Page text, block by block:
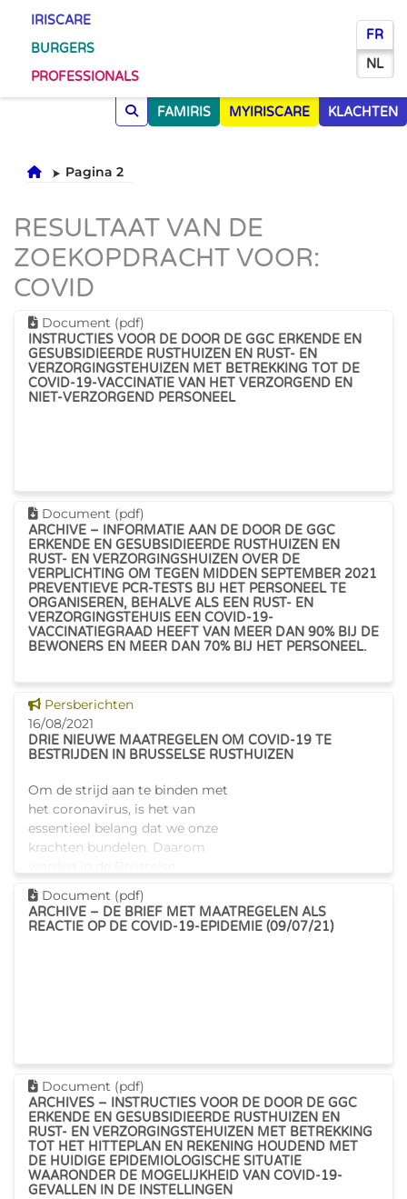
IRISCARE
BURGERS
PROFESSIONALS
FR
NL
FAMIRIS MYIRISCARE KLACHTEN
OnthaalPagina 2
RESULTAAT VAN DE
ZOEKOPDRACHT VOOR:
COVID
Dit document downloaden
Document (pdf)
INSTRUCTIES VOOR DE DOOR DE GGC ERKENDE EN
GESUBSIDIEERDE RUSTHUIZEN EN RUST- EN
VERZORGINGSTEHUIZEN MET BETREKKING TOT DE
COVID-19-VACCINATIE VAN HET VERZORGEND EN
NIET-VERZORGEND PERSONEEL
Dit document downloaden
Document (pdf)
ARCHIVE – INFORMATIE AAN DE DOOR DE GGC
ERKENDE EN GESUBSIDIEERDE RUSTHUIZEN EN
RUST- EN VERZORGINGSHUIZEN OVER DE
VERPLICHTING OM TEGEN MIDDEN SEPTEMBER 2021
PREVENTIEVE PCR-TESTS BIJ HET PERSONEEL TE
ORGANISEREN, BEHALVE ALS EEN RUST- EN
VERZORGINGSTEHUIS EEN COVID-19-
VACCINATIEGRAAD HEEFT VAN MEER DAN 90% BIJ DE
BEWONERS EN MEER DAN 70% BIJ HET PERSONEEL.
Dit nieuws tonen
Persberichten
16/08/2021
DRIE NIEUWE MAATREGELEN OM COVID-19 TE
BESTRIJDEN IN BRUSSELSE RUSTHUIZEN
Om de strijd aan te binden met
het coronavirus, is het van
essentieel belang dat we onze
krachten bundelen. Daarom
rusthuizen en rust- en
verzorgingstehuizen drie
maatregelen ge
Dit document downloaden
Document (pdf)
ARCHIVE – DE BRIEF MET MAATREGELEN ALS
REACTIE OP DE COVID-19-EPIDEMIE (09/07/21)
Dit document downloaden
Document (pdf)
ARCHIVES – INSTRUCTIES VOOR DE DOOR DE GGC
ERKENDE EN GESUBSIDIEERDE RUSTHUIZEN EN
RUST- EN VERZORGINGSTEHUIZEN MET BETREKKING
TOT HET HITTEPLAN EN REKENING HOUDEND MET
DE HUIDIGE EPIDEMIOLOGISCHE SITUATIE
WAARONDER DE MOGELIJKHEID VAN COVID-19-
GEVALLEN IN DE INSTELLINGEN